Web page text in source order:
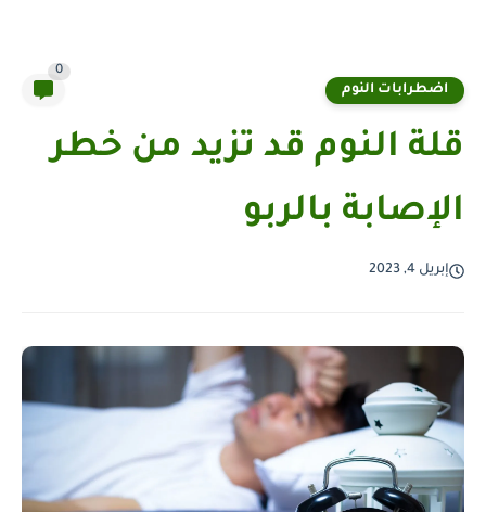
اضطرابات النوم
0
قلة النوم قد تزيد من خطر
الإصابة بالربو
إبريل 4, 2023